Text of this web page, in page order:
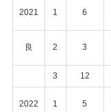
2021 1 6
良 2 3
3 12
2022 1 5